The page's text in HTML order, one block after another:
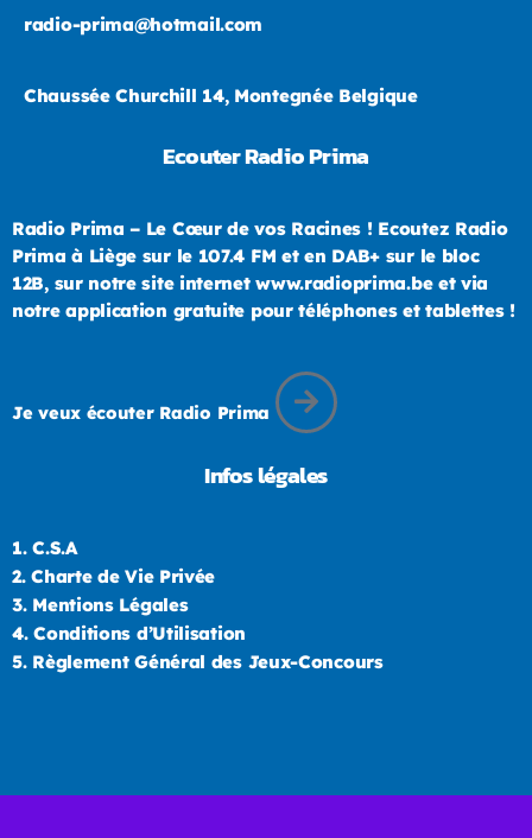
radio-prima@hotmail.com
Chaussée Churchill 14, Montegnée Belgique
Ecouter Radio Prima
Radio Prima – Le Cœur de vos Racines ! Ecoutez Radio
Prima à Liège sur le 107.4 FM et en DAB+ sur le bloc
12B, sur notre site internet www.radioprima.be et via
notre application gratuite pour téléphones et tablettes !
Je veux écouter Radio Prima
Infos légales
1. C.S.A
2. Charte de Vie Privée
3. Mentions Légales
4. Conditions d’Utilisation
5. Règlement Général des Jeux-Concours